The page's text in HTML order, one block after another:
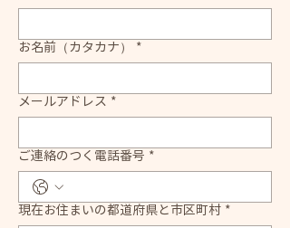
お名前（カタカナ） *
メールアドレス *
ご連絡のつく電話番号 *
現在お住まいの都道府県と市区町村 *